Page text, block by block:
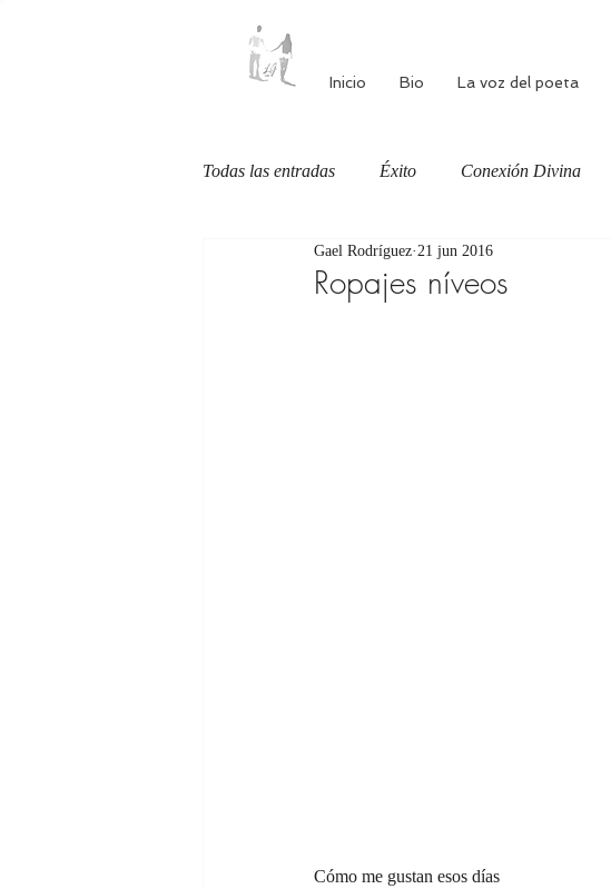
Inicio Bio La voz del poeta
Todas las entradas Éxito Conexión Divina
Autoestima Alimentación consciente
Ropajes níveos
Gael Rodríguez 21 jun 2016
Cómo me gustan esos días